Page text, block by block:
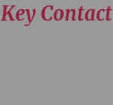
Key Contact